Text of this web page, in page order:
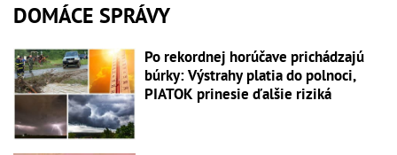
DOMÁCE SPRÁVY
Po rekordnej horúčave prichádzajú
búrky: Výstrahy platia do polnoci,
PIATOK prinesie ďalšie riziká